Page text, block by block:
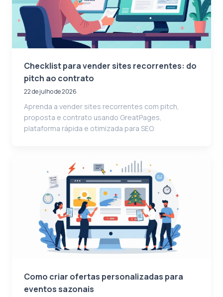
Checklist para vender sites recorrentes: do
pitch ao contrato
22 de julho de 2026
Aprenda a vender sites recorrentes com pitch,
proposta e contrato usando GreatPages,
plataforma rápida e otimizada para SEO.
Como criar ofertas personalizadas para
eventos sazonais